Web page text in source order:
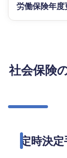
労働保険年度
社会保険
定時決